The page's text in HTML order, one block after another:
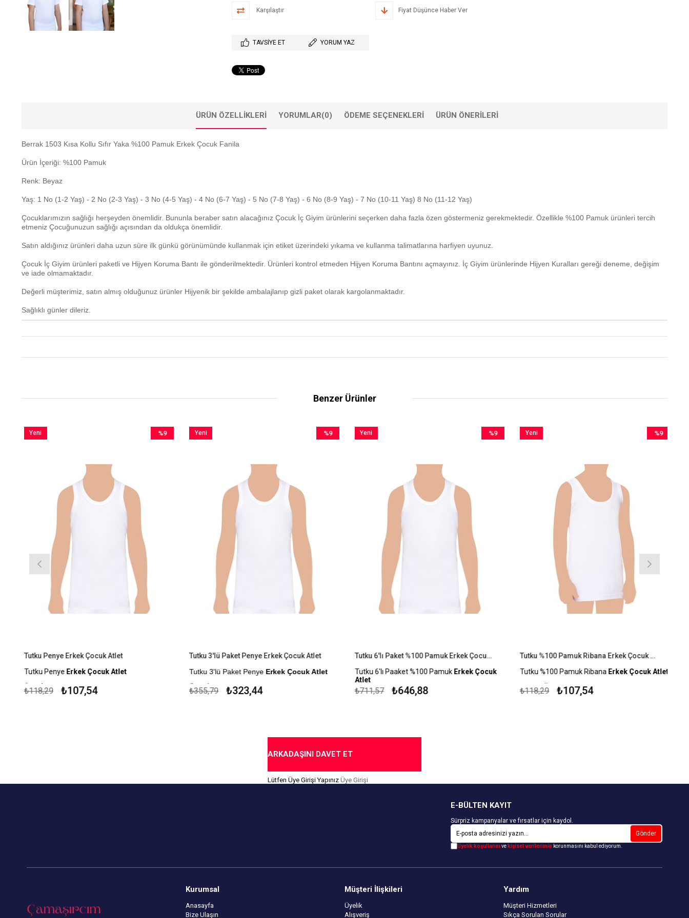
Karşılaştır Fiyat Düşünce Haber Ver
TAVSIYE ET YORUM YAZ
ÜRÜN ÖZELLIKLERI YORUMLAR(0) ÖDEME SEÇENEKLERI ÜRÜN ÖNERILERI
Berrak 1503 Kısa Kollu Sıfır Yaka %100 Pamuk Erkek Çocuk Fanila
Ürün İçeriği: %100 Pamuk
Renk: Beyaz
Yaş: 1 No (1-2 Yaş) - 2 No (2-3 Yaş) - 3 No (4-5 Yaş) - 4 No (6-7 Yaş) - 5 No (7-8 Yaş) - 6 No (8-9 Yaş) - 7 No (10-11 Yaş) 8 No (11-12 Yaş)
Çocuklarımızın sağlığı herşeyden önemlidir. Bununla beraber satın alacağınız Çocuk İç Giyim ürünlerini seçerken daha fazla özen göstermeniz gerekmektedir. Özellikle %100 Pamuk ürünleri tercih
etmeniz Çocuğunuzun sağlığı açısından da oldukça önemlidir.
Satın aldığınız ürünleri daha uzun süre ilk günkü görünümünde kullanmak için etiket üzerindeki yıkama ve kullanma talimatlarına harfiyen uyunuz.
Çocuk İç Giyim ürünleri paketli ve Hijyen Koruma Bantı ile gönderilmektedir. Ürünleri kontrol etmeden Hijyen Koruma Bantını açmayınız. İç Giyim ürünlerinde Hijyen Kuralları gereği deneme, değişim
ve iade olmamaktadır.
Değerli müşterimiz, satın almış olduğunuz ürünler Hijyenik bir şekilde ambalajlanıp gizli paket olarak kargolanmaktadır.
Sağlıklı günler dileriz.
Benzer Ürünler
Tutku Penye Erkek Çocuk Atlet
Tutku PenyeErkek Çocuk Atlet
Ürün İçeriği: %100 Pamuk
₺107,54
₺118,29
%9
Yeni
Tutku 3'lü Paket Penye Erkek Çocuk Atlet
Tutku 3'lü Paket Penye Erkek Çocuk Atlet
Ürün İçeriği: %100 Pamuk
₺323,44
₺355,79
%9
Yeni
Tutku 6'lı Paket %100 Pamuk Erkek Çocuk Atlet
Tutku 6'lı Paaket %100 PamukErkek Çocuk
Atlet
Kapıda Ödeme Seçeneği
₺646,88
₺711,57
%9
Yeni
Tutku %100 Pamuk Ribana Erkek Çocuk Atlet
Tutku %100 Pamuk RibanaErkek Çocuk Atlet
Kapıda Ödeme Seçeneği
₺107,54
₺118,29
%9
Yeni
ARKADAŞINI DAVET ET
Lütfen Üye Girişi Yapınız Üye Girişi
E-BÜLTEN KAYIT
Sürpriz kampanyalar ve fırsatlar için kaydol.
Gönder
Üyelik koşullarınıve kişisel verileriminkorunmasını kabul ediyorum.
Kurumsal
Anasayfa
Bize Ulaşın
Müşteri İlişkileri
Üyelik
Alışveriş
Yardım
Müşteri Hizmetleri
Sıkça Sorulan Sorular